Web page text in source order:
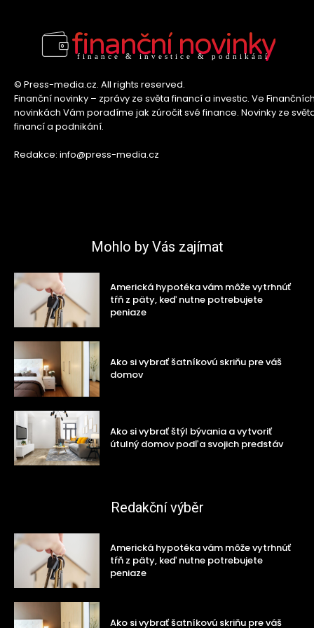
finanční novinky
finance & investice & podnikání
© Press-media.cz. All rights reserved.
Finanční novinky – zprávy ze světa financí a investic. Ve
novinkách Vám poradíme jak zúročit své finance. Novinky ze
financí a podnikání.
Redakce: info@press-media.cz
Mohlo by Vás zajímat
Americká hypotéka vám môže vytrhnúť
tŕň z päty, keď nutne potrebujete
peniaze
Ako si vybrať šatníkovú skriňu pre váš
domov
Ako si vybrať štýl bývania a vytvoriť
útulný domov podľa svojich predstáv
Redakční výběr
Americká hypotéka vám môže vytrhnúť
tŕň z päty, keď nutne potrebujete
peniaze
Ako si vybrať šatníkovú skriňu pre váš